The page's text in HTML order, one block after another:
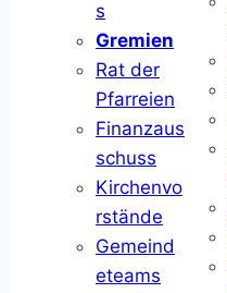
s
Gremien
Rat der
Pfarreien
Finanzaus
schuss
Kirchenvo
rstände
Gemeind
eteams